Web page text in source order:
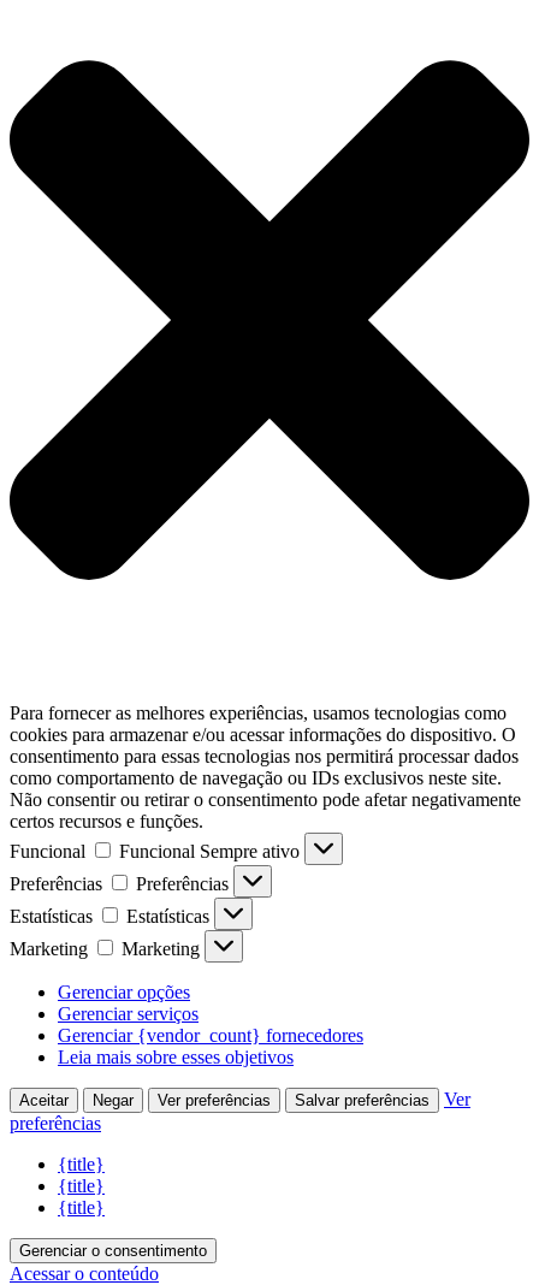
Para fornecer as melhores experiências, usamos tecnologias como
cookies para armazenar e/ou acessar informações do dispositivo. O
consentimento para essas tecnologias nos permitirá processar dados
como comportamento de navegação ou IDs exclusivos neste site.
Não consentir ou retirar o consentimento pode afetar negativamente
certos recursos e funções.
Funcional
Funcional Sempre ativo
Preferências
Preferências
Estatísticas
Estatísticas
Marketing
Marketing
Gerenciar opções
Gerenciar serviços
Gerenciar {vendor_count} fornecedores
Leia mais sobre esses objetivos
Aceitar Negar Ver preferências Salvar preferências
Ver
preferências
{title}
{title}
{title}
Gerenciar o consentimento
Acessar o conteúdo